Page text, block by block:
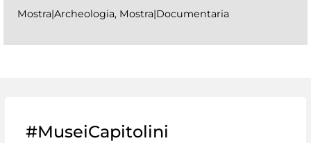
Mostra|Archeologia, Mostra|Documentaria
#MuseiCapitolini